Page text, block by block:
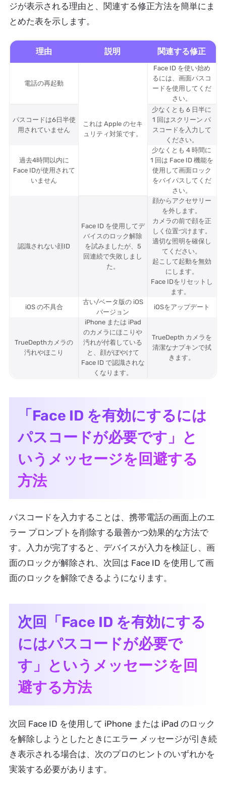
ジが表示される理由と、関連する修正方法を簡単にま
とめた表を示します。
理由 説明 関連する修正
電話の再起動
これは Apple のセキ
ュリティ対策です。
Face ID を使い始め
るには、画面パスコ
ードを使用してくだ
さい。
パスコードは6日半使
用されていません
少なくとも 6 日半に
1 回はスクリーン パ
スコードを入力して
ください。
過去4時間以内に
Face IDが使用されて
いません
少なくとも 4 時間に
1 回は Face ID 機能を
使用して画面ロック
をバイパスしてくだ
さい。
認識されない顔ID
Face ID を使用してデ
バイスのロック解除
を試みましたが、5
回連続で失敗しまし
た。
顔からアクセサリー
を外します。
カメラの前で顔を正
しく位置づけます。
適切な照明を確保し
てください。
起こして起動を無効
にします。
Face IDをリセットし
ます。
iOS の不具合
古い/ベータ版の iOS
バージョン
iOSをアップデート
TrueDepthカメラの
汚れやほこり
iPhone または iPad
のカメラにほこりや
汚れが付着している
と、顔がぼやけて
Face ID で認識されな
くなります。
TrueDepth カメラを
清潔なナプキンで拭
きます。
「Face ID を有効にするには
パスコードが必要です」と
いうメッセージを回避する
方法
パスコードを入力することは、携帯電話の画面上のエ
ラー プロンプトを削除する最善かつ効果的な方法で
す。入力が完了すると、デバイスが入力を検証し、画
面のロックが解除され、次回は Face ID を使用して画
面のロックを解除できるようになります。
次回「Face ID を有効にする
にはパスコードが必要で
す」というメッセージを回
避する方法
次回 Face ID を使用して iPhone または iPad のロック
を解除しようとしたときにエラー メッセージが引き続
き表示される場合は、次のプロのヒントのいずれかを
実装する必要があります。